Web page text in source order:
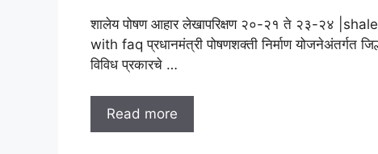
शालेय पोषण आहार लेखापरिक्षण २०-२१ ते २३-२४
with faq प्रधानमंत्री पोषणशक्ती निर्माण योजनेअंतर्गत
विविध प्रकारचे …
Read more